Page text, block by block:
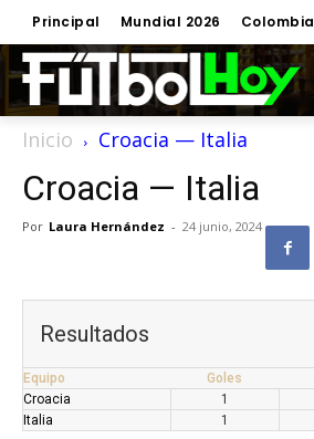
Principal Mundial 2026 Colombia
Inicio Croacia — Italia
Croacia — Italia
Por Laura Hernández - 24 junio, 2024
Resultados
Equipo Goles
Croacia
1
Italia
1